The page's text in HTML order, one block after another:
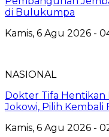
di Bulukumpa
Kamis, 6 Agu 2026 -
NASIONAL
Dokter Tifa Hentikan
Jokowi, Pilih Kembali
Kamis, 6 Agu 2026 -